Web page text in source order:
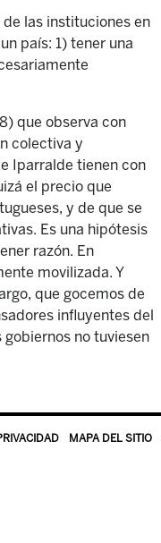
las instituciones en
país: 1) tener una
que observa con
colectiva y
Iparralde tienen con
el precio que
y de que se
Es una hipótesis
razón. En
movilizada. Y
que gocemos de
influyentes del
no tuviesen
MAPA DEL SITIO